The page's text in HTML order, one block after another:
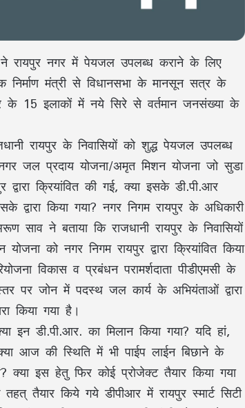
ने रायपुर नगर में पेयजल उपलब्ध कराने के लिए
निर्माण मंत्री से विधानसभा के मानसून सत्र के
के 15 इलाकों में नये सिरे से वर्तमान जनसंख्या के
रायपुर के निवासियों को शुद्ध पेयजल उपलब्ध
जल प्रदाय योजना/अमृत मिशन योजना जो सुडा
द्वारा क्रियांवित की गई, क्या इसके डी.पी.आर
किया गया? नगर निगम रायपुर के अधिकारी
साव ने बताया कि राजधानी रायपुर के निवासियों
को नगर निगम रायपुर द्वारा क्रियांवित किया
विकास व प्रबंधन परामर्शदाता पीडीएमसी के
पर जोन में पदस्थ जल कार्य के अभियंताओं द्वारा
किया गया है।
डी.पी.आर. का मिलान किया गया? यदि हां,
आज की स्थिति में भी पाईप लाईन बिछाने के
क्या इस हेतु फिर कोई प्रोजेक्ट तैयार किया गया
तैयार किये गये डीपीआर में रायपुर स्मार्ट सिटी